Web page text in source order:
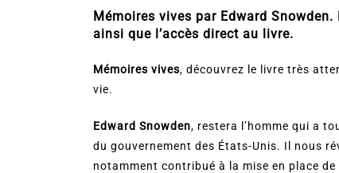
Mémoires vives par Edward
ainsi que l’accès direct au livre.
Mémoires vives, découvrez le livre très
vie.
Edward Snowden, restera l’homme qui a
du gouvernement des États-Unis. Il nous
notamment contribué à la mise en place